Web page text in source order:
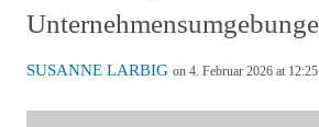
SUSANNE LARBIG on 4. Februar 2026 at 12:25